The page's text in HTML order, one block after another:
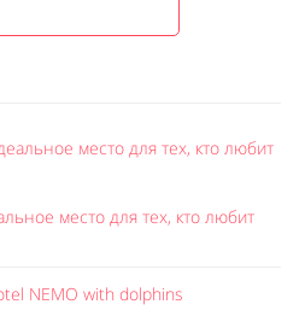
место для тех, кто любит